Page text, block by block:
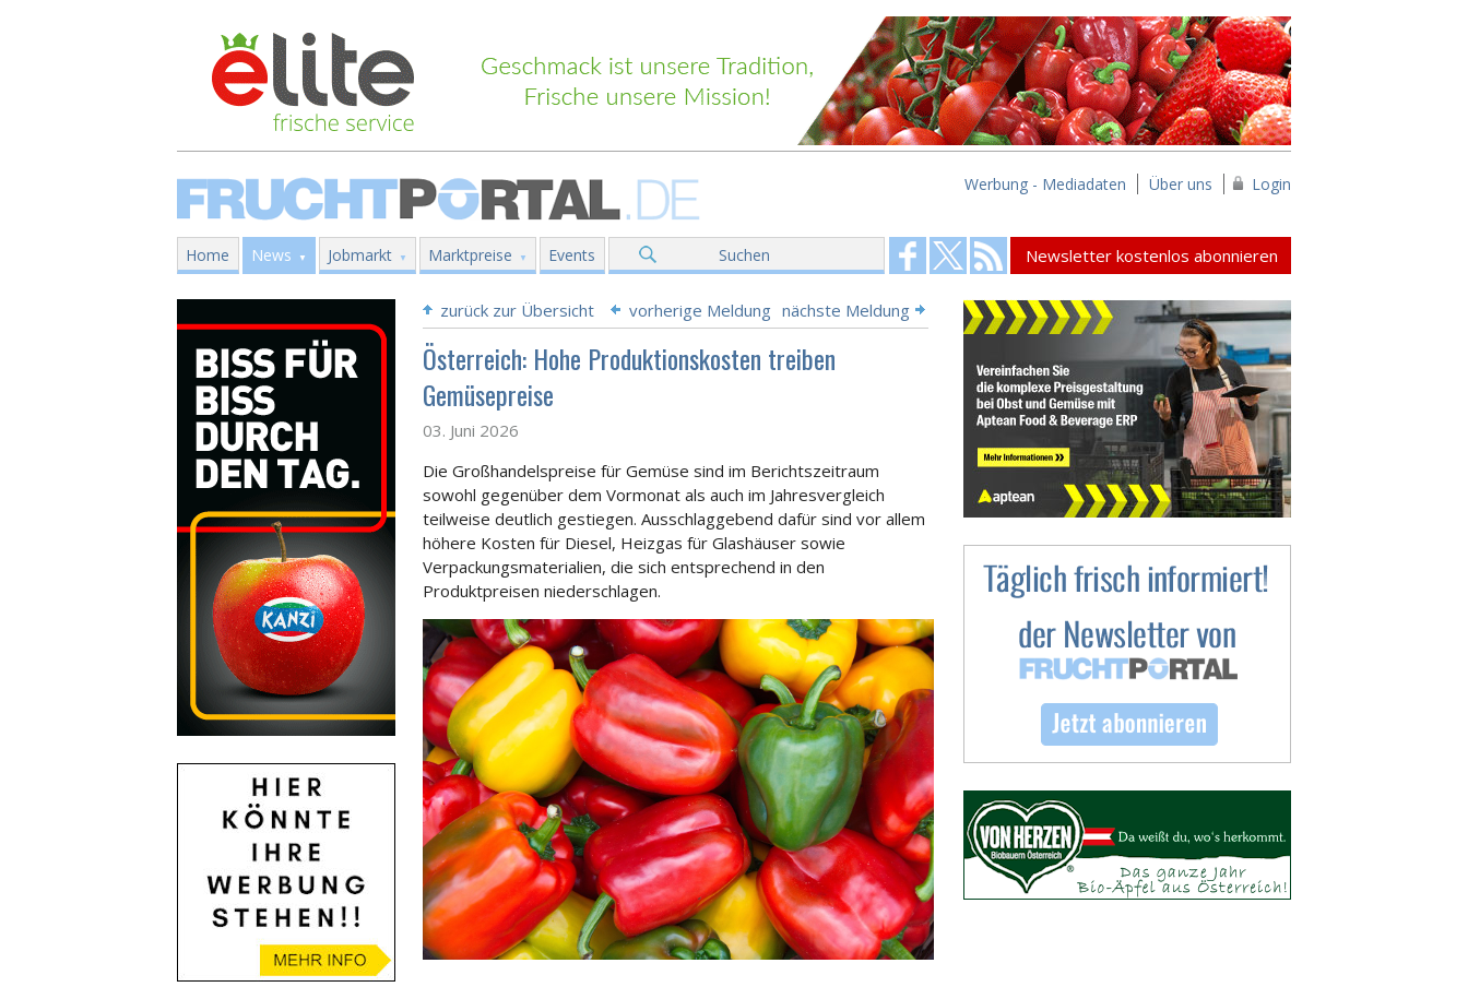
Werbung - Mediadaten Über uns Login
Home News Jobmarkt Marktpreise Events Suchen Newsletter kostenlos abonnieren
zurück zur Übersicht vorherige Meldung nächste Meldung
Österreich: Hohe Produktionskosten treiben
Gemüsepreise
03. Juni 2026
Die Großhandelspreise für Gemüse sind im Berichtszeitraum
sowohl gegenüber dem Vormonat als auch im Jahresvergleich
teilweise deutlich gestiegen. Ausschlaggebend dafür sind vor allem
höhere Kosten für Diesel, Heizgas für Glashäuser sowie
Verpackungsmaterialien, die sich entsprechend in den
Produktpreisen niederschlagen.